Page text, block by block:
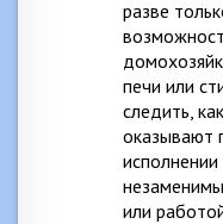
разве
печи или
следить,
оказывают
или